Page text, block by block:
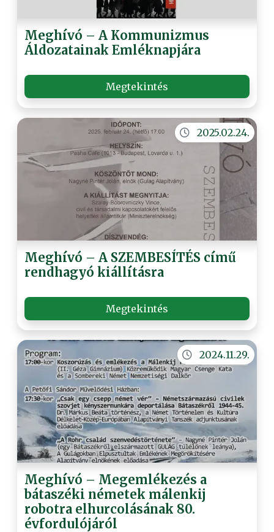
Meghívó – A Kommunizmus
Áldozatainak Emléknapjára
Megtekintés
2025.02.24.
Meghívó – A SZEMBESÍTÉS című
rendhagyó kiállításra
Megtekintés
2024.11.29.
Meghívó – Megemlékezés a
bátaszéki németek málenkij
robotra elhurcolásának 80.
évfordulójáról